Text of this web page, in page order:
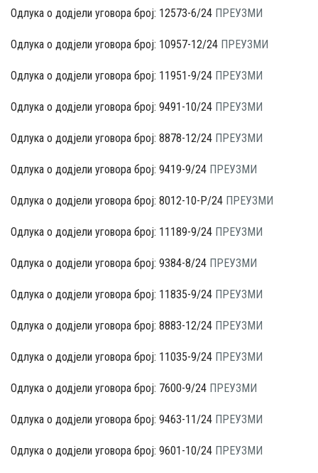
Одлука о додјели уговора број: 12573-6/24 ПРЕУЗМИ
Одлука о додјели уговора број: 10957-12/24 ПРЕУЗМИ
Одлука о додјели уговора број: 11951-9/24 ПРЕУЗМИ
Одлука о додјели уговора број: 9491-10/24 ПРЕУЗМИ
Одлука о додјели уговора број: 8878-12/24 ПРЕУЗМИ
Одлука о додјели уговора број: 9419-9/24 ПРЕУЗМИ
Одлука о додјели уговора број: 8012-10-P/24 ПРЕУЗМИ
Одлука о додјели уговора број: 11189-9/24 ПРЕУЗМИ
Одлука о додјели уговора број: 9384-8/24 ПРЕУЗМИ
Одлука о додјели уговора број: 11835-9/24 ПРЕУЗМИ
Одлука о додјели уговора број: 8883-12/24 ПРЕУЗМИ
Одлука о додјели уговора број: 11035-9/24 ПРЕУЗМИ
Одлука о додјели уговора број: 7600-9/24 ПРЕУЗМИ
Одлука о додјели уговора број: 9463-11/24 ПРЕУЗМИ
Одлука о додјели уговора број: 9601-10/24 ПРЕУЗМИ